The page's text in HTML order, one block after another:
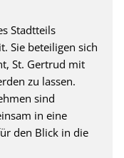
Stadtteils
Sie beteiligen sich
St. Gertrud mit
zu lassen.
sind
in eine
den Blick in die